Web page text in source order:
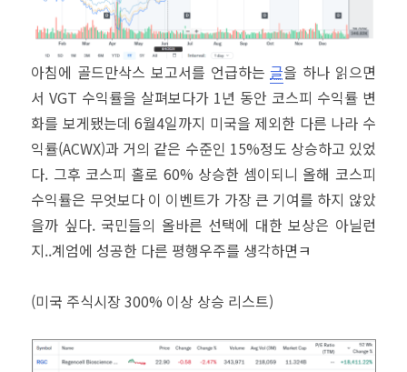
아침에 골드만삭스 보고서를 언급하는글을 하나 읽으면
서 VGT 수익률을 살펴보다가 1년 동안 코스피 수익률 변
화를 보게됐는데 6월4일까지 미국을 제외한 다른 나라 수
익률(ACWX)과 거의 같은 수준인 15%정도 상승하고 있었
다. 그후 코스피 홀로 60% 상승한 셈이되니 올해 코스피
수익률은 무엇보다 이 이벤트가 가장 큰 기여를 하지 않았
을까 싶다. 국민들의 올바른 선택에 대한 보상은 아닐런
지..계엄에 성공한 다른 평행우주를 생각하면ㅋ
(미국 주식시장 300% 이상 상승 리스트)